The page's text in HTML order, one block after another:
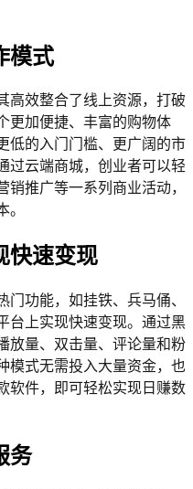
模式
高效整合了线上资源，打破
更加便捷、丰富的购物体
低的入门门槛、更广阔的市
过云端商城，创业者可以轻
推广等一系列商业活动，
快速变现
功能，如挂铁、兵马俑、
台上实现快速变现。通过黑
放量、双击量、评论量和粉
模式无需投入大量资金，也
软件，即可轻松实现日赚数
务